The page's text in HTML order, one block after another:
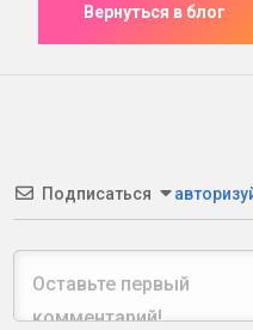
Подписаться